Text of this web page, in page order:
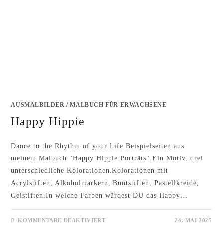
AUSMALBILDER /MALBUCH FÜR ERWACHSENE
Happy Hippie
Dance to the Rhythm of your Life Beispielseiten aus
meinem Malbuch "Happy Hippie Porträts".Ein Motiv, drei
unterschiedliche Kolorationen.Kolorationen mit
Acrylstiften, Alkoholmarkern, Buntstiften, Pastellkreide,
Gelstiften.In welche Farben würdest DU das Happy…
KOMMENTARE DEAKTIVIERTFÜR
24. MAI 2025